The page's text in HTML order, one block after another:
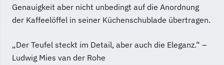
Genauigkeit aber nicht unbedingt auf die Anordnung
der Kaffeelöffel in seiner Küchenschublade übertragen.
„Der Teufel steckt im Detail, aber auch die Eleganz.“ –
Ludwig Mies van der Rohe